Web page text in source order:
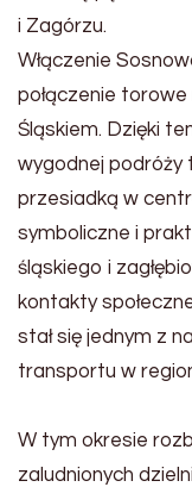
i Zagórzu.
Włączenie
połączenie torowe
Śląskiem. Dzięki
wygodnej podróży
przesiadką w
symboliczne i
śląskiego i
kontakty
stał się jednym z
transportu w
W tym okresie
zaludnionych